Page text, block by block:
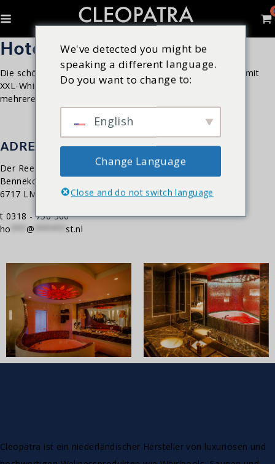
Hotel Reehorst | Ede
Die schönsten preisgekrönten Suiten in den Niederlanden mit
XXL-Whirlpool von Cleopatra! Außerdem ein Dampfbad in
mehreren Zimmern.
ADRESSE
Der ReeHorst
Bennekomseweg 24
6717 LM Ede
t 0318 - 750 300
ho ***@ ******st.nl
Cleopatra ist ein niederländischer Hersteller von luxuriösen und
We've detected you might be
speaking a different language.
Do you want to change to:
English
Change Language
Close and do not switch language